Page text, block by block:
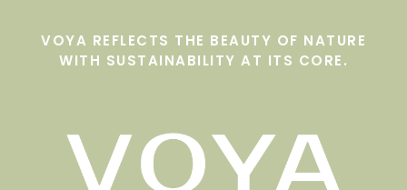
VOYA REFLECTS THE BEAUTY OF NATURE
WITH SUSTAINABILITY AT ITS CORE.